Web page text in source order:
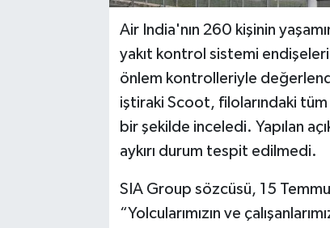
Air India'nın 260 kişinin
yakıt kontrol sistemi
önlem kontrolleriyle
iştiraki Scoot, filolarındaki tüm
bir şekilde inceledi. Yapılan
aykırı durum tespit edilmedi.
SIA Group sözcüsü, 15
“Yolcularımızın ve